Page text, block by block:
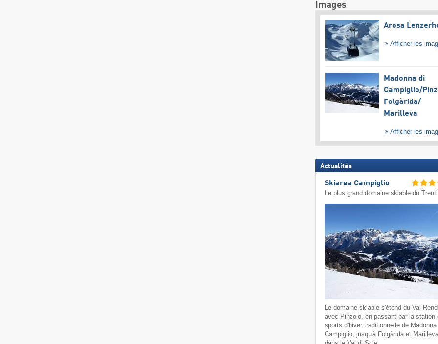
Images
Arosa
Afficher les
Madonna di
Campiglio/​
Folgàrida/​
Marilleva
Afficher les
Actualités
Skiarea Campiglio
Le plus grand domaine skiable du
Le domaine skiable s'étend du Val
avec Pinzolo, en passant par la station
sports d'hiver traditionnelle de Madonna
Campiglio, jusqu'à Folgàrida et